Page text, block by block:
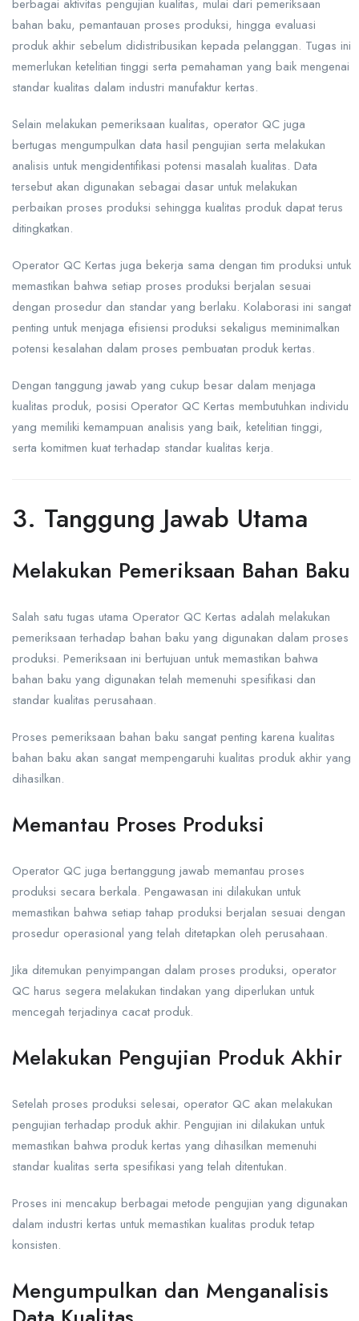
berbagai aktivitas pengujian kualitas, mulai dari pemeriksaan
bahan baku, pemantauan proses produksi, hingga evaluasi
produk akhir sebelum didistribusikan kepada pelanggan. Tugas ini
memerlukan ketelitian tinggi serta pemahaman yang baik mengenai
standar kualitas dalam industri manufaktur kertas.
Selain melakukan pemeriksaan kualitas, operator QC juga
bertugas mengumpulkan data hasil pengujian serta melakukan
analisis untuk mengidentifikasi potensi masalah kualitas. Data
tersebut akan digunakan sebagai dasar untuk melakukan
perbaikan proses produksi sehingga kualitas produk dapat terus
ditingkatkan.
Operator QC Kertas juga bekerja sama dengan tim produksi untuk
memastikan bahwa setiap proses produksi berjalan sesuai
dengan prosedur dan standar yang berlaku. Kolaborasi ini sangat
penting untuk menjaga efisiensi produksi sekaligus meminimalkan
potensi kesalahan dalam proses pembuatan produk kertas.
Dengan tanggung jawab yang cukup besar dalam menjaga
kualitas produk, posisi Operator QC Kertas membutuhkan individu
yang memiliki kemampuan analisis yang baik, ketelitian tinggi,
serta komitmen kuat terhadap standar kualitas kerja.
3. Tanggung Jawab Utama
Melakukan Pemeriksaan Bahan Baku
Salah satu tugas utama Operator QC Kertas adalah melakukan
pemeriksaan terhadap bahan baku yang digunakan dalam proses
produksi. Pemeriksaan ini bertujuan untuk memastikan bahwa
bahan baku yang digunakan telah memenuhi spesifikasi dan
standar kualitas perusahaan.
Proses pemeriksaan bahan baku sangat penting karena kualitas
bahan baku akan sangat mempengaruhi kualitas produk akhir yang
dihasilkan.
Memantau Proses Produksi
Operator QC juga bertanggung jawab memantau proses
produksi secara berkala. Pengawasan ini dilakukan untuk
memastikan bahwa setiap tahap produksi berjalan sesuai dengan
prosedur operasional yang telah ditetapkan oleh perusahaan.
Jika ditemukan penyimpangan dalam proses produksi, operator
QC harus segera melakukan tindakan yang diperlukan untuk
mencegah terjadinya cacat produk.
Melakukan Pengujian Produk Akhir
Setelah proses produksi selesai, operator QC akan melakukan
pengujian terhadap produk akhir. Pengujian ini dilakukan untuk
memastikan bahwa produk kertas yang dihasilkan memenuhi
standar kualitas serta spesifikasi yang telah ditentukan.
Proses ini mencakup berbagai metode pengujian yang digunakan
dalam industri kertas untuk memastikan kualitas produk tetap
konsisten.
Mengumpulkan dan Menganalisis